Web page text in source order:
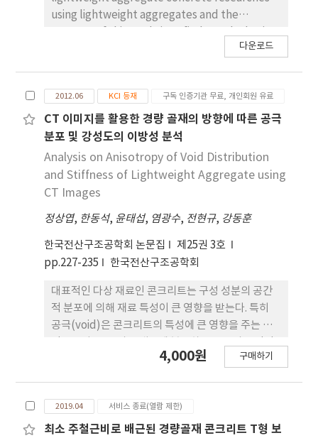
characteristic alteration according to size
changes of specimen and the characteristics
about crack surface are analyzed. The
analysis by the obtained Load-CMOD curve.
To decide fracture energy and analysis
parametric, inverse analysis is conducted and
optimization and then a way to find out
optimal parameterization fracture energy is
suggested.
using lightweight aggregates and the
physical characteristics and tension cracking
Displacement is measured through three
point flexure experiment about embellish
notch beam. Load-CMOD characteristics are
examined through rules of countries,
characteristics of lightweight concrete and
tension cracking fracture experiments. The
degree of tensile characteristic alteration
according to size changes of specimen and
the characteristics about crack surface are
analyzed. The changes of softening curve are
analyzed and fracture energy is drawn
through inverse analysis by the obtained
Load-CMOD curve. To decide fracture energy
and analysis parametric, inverse analysis is
conducted and Ant Colony Method is
conducted for optimization and then a way
다운로드
2012.06 KCI 등재 구독 인증기관 무료, 개인회원 유료
CT 이미지를 활용한 경량 골재의 방향에 따른 공극
분포 및 강성도의 이방성 분석
Analysis on Anisotropy of Void Distribution
and Stiffness of Lightweight Aggregate using
CT Images
정상엽, 한동석, 윤태섭, 염광수, 전현규, 강동훈
한국전산구조공학회 논문집
제25권 3호
pp.227-235
한국전산구조공학회
대표적인 다상 재료인 콘크리트는 구성 성분의 공간
적 분포에 의해 재료 특성이 큰 영향을 받는다. 특히
공극(void)은 콘크리트의 특성에 큰 영향을 주는 요
분포를 파악하는 것은 재료의 특 성을 이해하는데 매
CT(computed tomography)로부터 얻은 단면 이
미지를 활용하여 생성된 3차원 경량 골재 이미지를 활
4,000원 구매하기
2019.04 서비스 종료(열람 제한)
최소 주철근비로 배근된 경량골재 콘크리트 T형 보